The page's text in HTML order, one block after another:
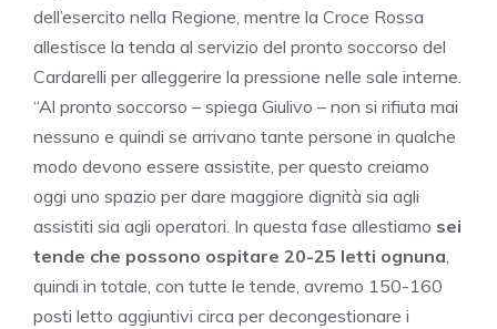
dell’esercito nella Regione, mentre la Croce Rossa
allestisce la tenda al servizio del pronto soccorso del
Cardarelli per alleggerire la pressione nelle sale interne.
“Al pronto soccorso – spiega Giulivo – non si rifiuta mai
nessuno e quindi se arrivano tante persone in qualche
modo devono essere assistite, per questo creiamo
oggi uno spazio per dare maggiore dignità sia agli
assistiti sia agli operatori. In questa fase allestiamo sei
tende che possono ospitare 20-25 letti ognuna,
quindi in totale, con tutte le tende, avremo 150-160
posti letto aggiuntivi circa per decongestionare i